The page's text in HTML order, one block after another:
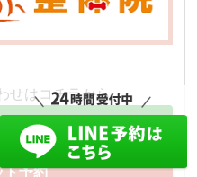
せはコチラから
3280
ト予約